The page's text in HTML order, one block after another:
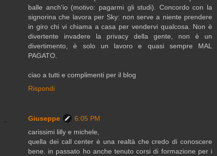
balle anch'io (motivo: pagarmi gli studi). Concordo con la
signorina che lavora per Sky: non serve a niente prendere
in giro chi vi chiama a casa per vendervi qualcosa. Non è
divertente invadere la privacy della gente, non è un
divertimento, è solo un lavoro e quasi sempre MAL
PAGATO.
ciao a tutti e complimenti per il blog
Rispondi
Giuseppe
6:05 PM
carissimi lilly e michele,
quella dei call center è una realtà che credo di conoscere
bene. in passato ho anche tenuto corsi di formazione per i